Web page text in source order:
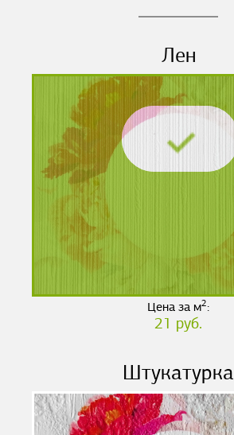
Лен
Цена за м2:
21 руб.
Штукатурка